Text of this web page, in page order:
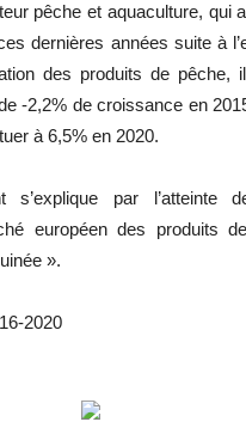
pêche et aquaculture, qui
dernières années suite à
des produits de pêche,
-2,2% de croissance en
à 6,5% en 2020.
s’explique par l’atteinte
européen des produits
».
2020